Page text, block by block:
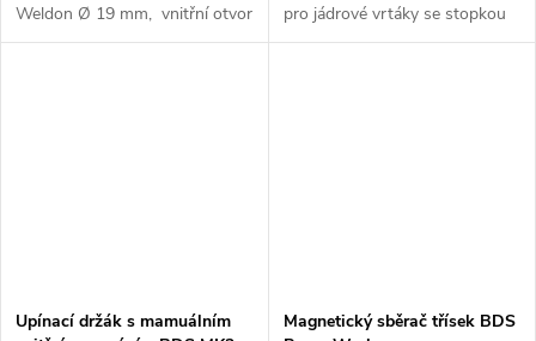
Weldon Ø 19 mm, vnitřní otvor
6,35 mm.
pro jádrové vrtáky se stopkou
Weldon
Upínací držák s mamuálním
Magnetický sběrač třísek BDS